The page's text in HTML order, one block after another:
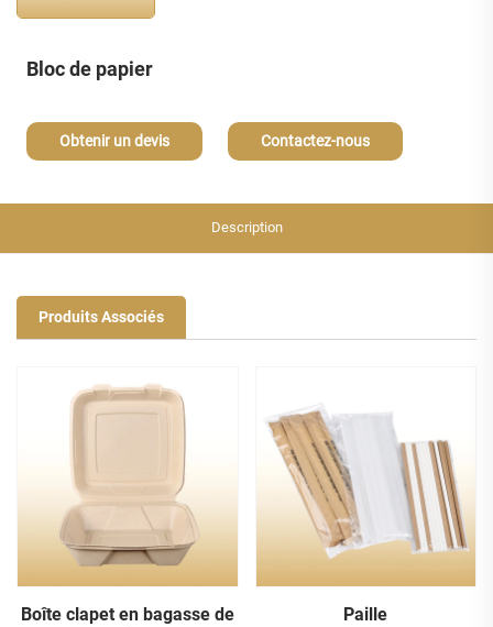
Bloc de papier
Obtenir un devis Contactez-nous
Description
Produits Associés
Boîte clapet en bagasse de
Paille